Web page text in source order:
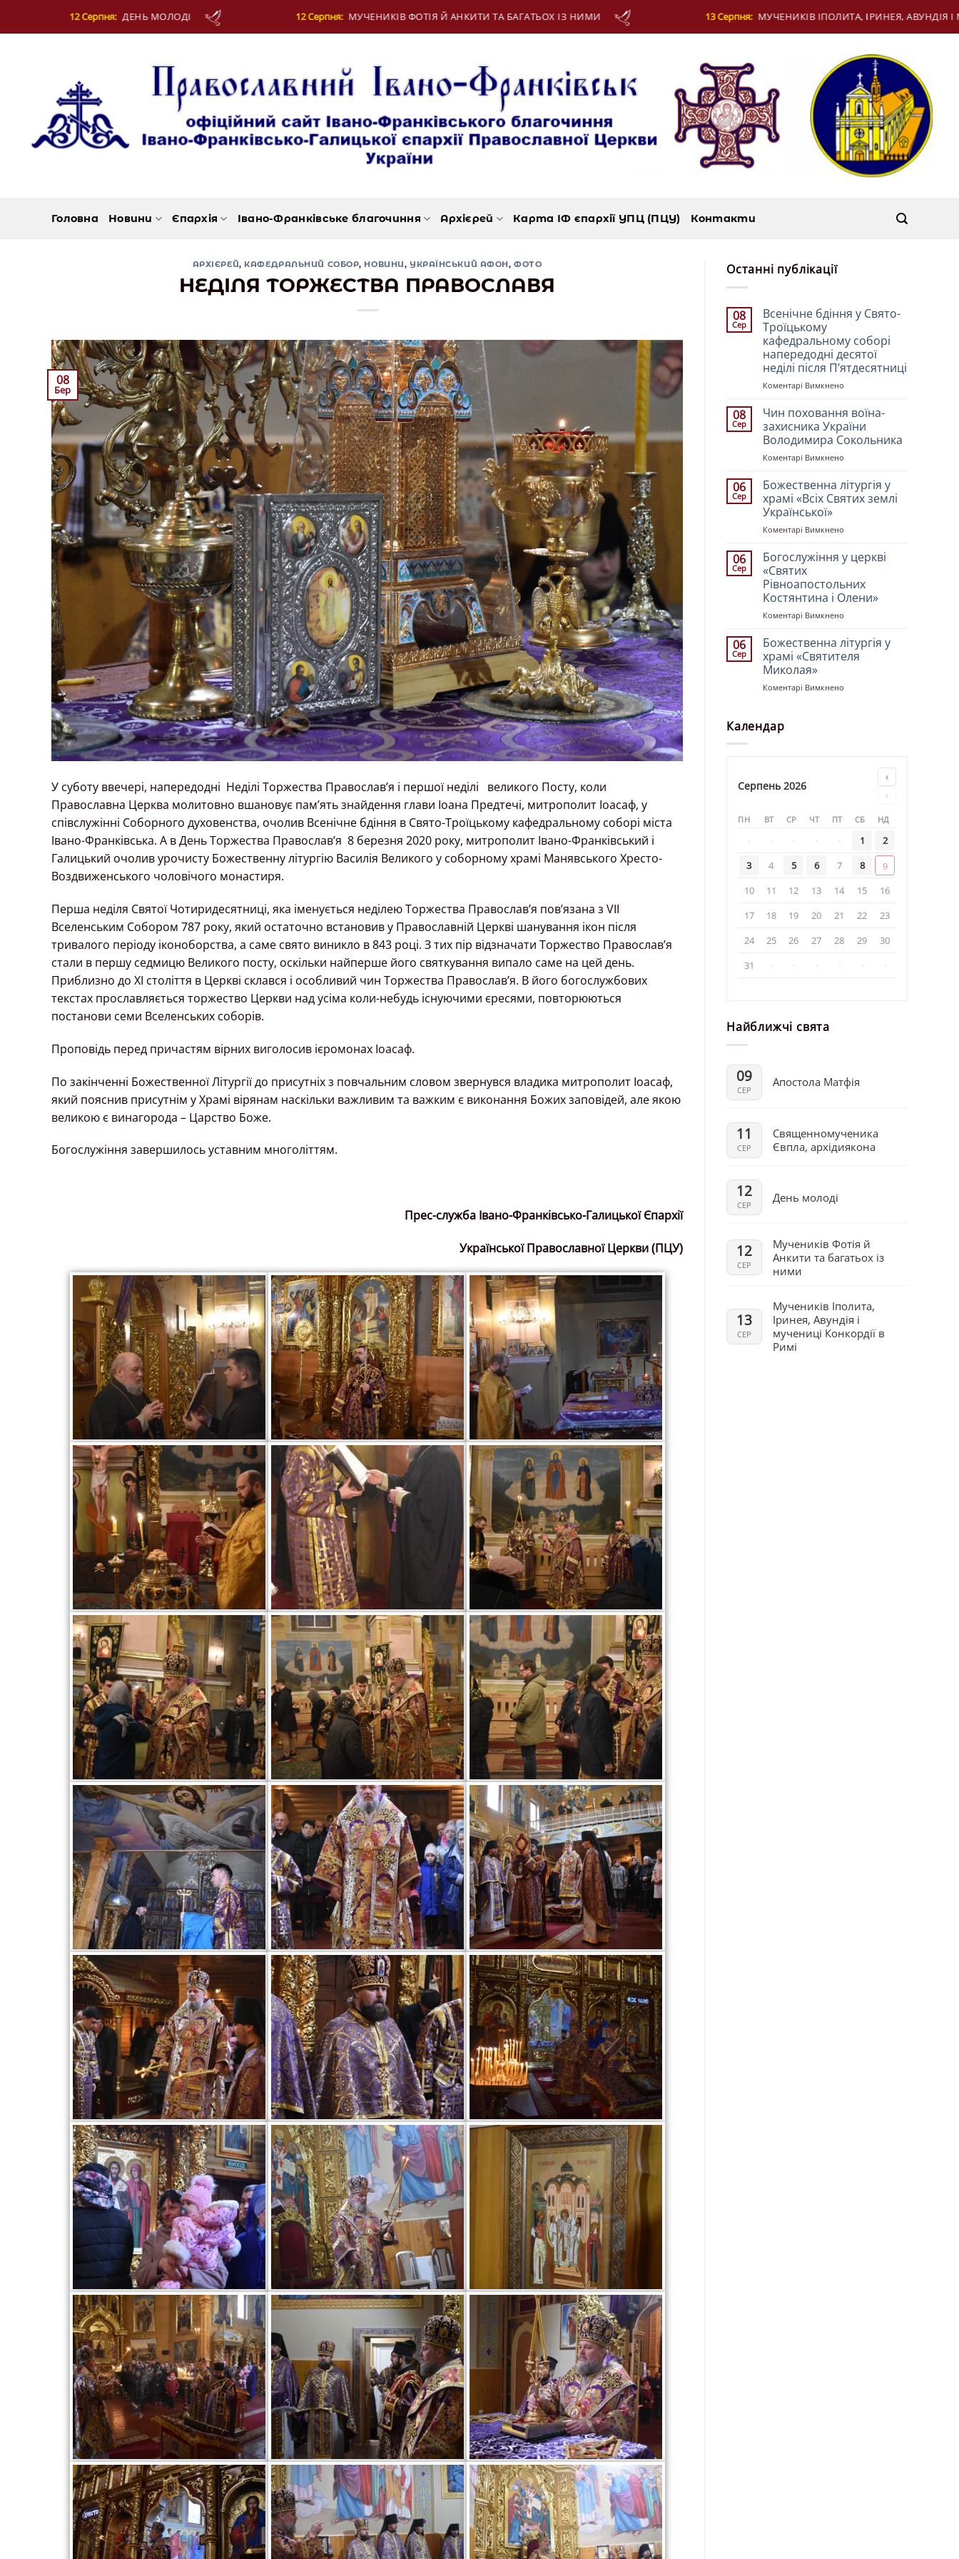
12 Серпня: МУЧЕНИКІВ ФОТІЯ Й АНКИТИ ТА БАГАТЬОХ ІЗ НИМИ 13 Серпня: МУЧЕНИКІВ ІПОЛИТА, ІРИНЕЯ, АВУНДІЯ І МУЧЕНИЦІ КОНКОРДІЇ В РИМІ
Головна Новини Єпархія Івано-Франківське благочиння Архієрей Карта ІФ єпархії УПЦ (ПЦУ) Контакти
АРХІЄРЕЙ, КАФЕДРАЛЬНИЙ СОБОР, НОВИНИ, УКРАЇНСЬКИЙ АФОН,ФОТО
НЕДІЛЯ ТОРЖЕСТВА ПРАВОСЛАВЯ
08
Бер
У суботу ввечері, напередодні Неділі Торжества Православ’я і першої неділі великого Посту, коли
Православна Церква молитовно вшановує пам’ять знайдення глави Іоана Предтечі, митрополит Іоасаф, у
співслужінні Соборного духовенства, очолив Всенічне бдіння в Свято-Троїцькому кафедральному соборі міста
Івано-Франківська. А в День Торжества Православ’я 8 березня 2020 року, митрополит Івано-Франківський і
Галицький очолив урочисту Божественну літургію Василія Великого у соборному храмі Манявського Хресто-
Воздвиженського чоловічого монастиря.
Перша неділя Святої Чотиридесятниці, яка іменується неділею Торжества Православ’я пов’язана з VII
Вселенським Собором 787 року, який остаточно встановив у Православній Церкві шанування ікон після
тривалого періоду іконоборства, а саме свято виникло в 843 році. З тих пір відзначати Торжество Православ’я
стали в першу седмицю Великого посту, оскільки найперше його святкування випало саме на цей день.
Приблизно до XI століття в Церкві склався і особливий чин Торжества Православ’я. В його богослужбових
текстах прославляється торжество Церкви над усіма коли-небудь існуючими єресями, повторюються
постанови семи Вселенських соборів.
Проповідь перед причастям вірних виголосив ієромонах Іоасаф.
По закінченні Божественної Літургії до присутніх з повчальним словом звернувся владика митрополит Іоасаф,
який пояснив присутнім у Храмі вірянам наскільки важливим та важким є виконання Божих заповідей, але якою
великою є винагорода – Царство Боже.
Богослужіння завершилось уставним многоліттям.
Прес-служба Івано-Франківсько-Галицької Єпархії
Української Православної Церкви (ПЦУ)
Останні публікації
08
Сер
Всенічне бдіння у Свято-
Троїцькому
кафедральному соборі
напередодні десятої
неділі після Пʼятдесятниці
Коментарі Вимкнено
бдіння
Свято-
Троїцькому
напередодні
десятої
неділі
08
Сер
Чин поховання воїна-
захисника України
Володимира Сокольника
Коментарі Вимкнено
поховання
воїна-
захисника
06
Сер
Божественна літургія у
храмі «Всіх Святих землі
Української»
Коментарі Вимкнено
літургія
у
«Всіх
Святих
06
Сер
Богослужіння у церкві
«Святих
Рівноапостольних
Костянтина і Олени»
Коментарі Вимкнено
у
церкві
«Святих
06
Сер
Божественна літургія у
храмі «Святителя
Миколая»
Коментарі Вимкнено
Календар
Серпень 2026
‹
›
ПН ВТ СР ЧТ ПТ СБ НД
· · · · · 1
2
3
4 5 6 7 8
9
10
11 12 13 14 15
16
17
18 19 20 21 22
23
24
25 26 27 28 29
30
31
· · · · · ·
Найближчі свята
09
СЕР
Апостола Матфія
11
СЕР
Священномученика
Євпла, архідиякона
12
СЕР
День молоді
12
СЕР
Мучеників Фотія й
Анкити та багатьох із
ними
13
СЕР
Мучеників Іполита,
Іринея, Авундія і
мучениці Конкордії в
Римі